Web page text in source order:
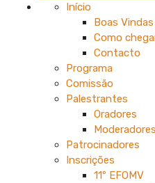
Início
Boas Vindas
Como
Contacto
Programa
Comissão
Palestrantes
Oradores
Moderadores
Patrocinadores
Inscrições
11º EFOMV